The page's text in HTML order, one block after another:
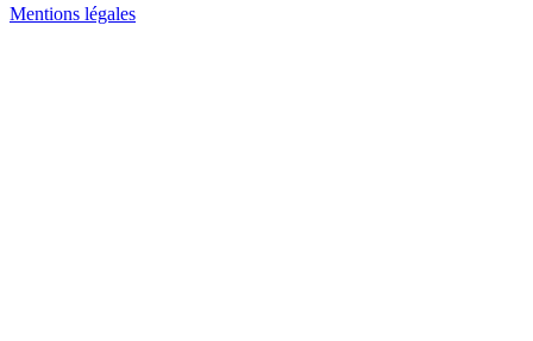
Mentions légales